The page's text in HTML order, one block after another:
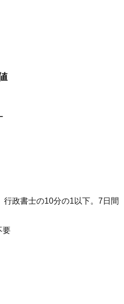
行政書士の10分の1以下。7日間
要